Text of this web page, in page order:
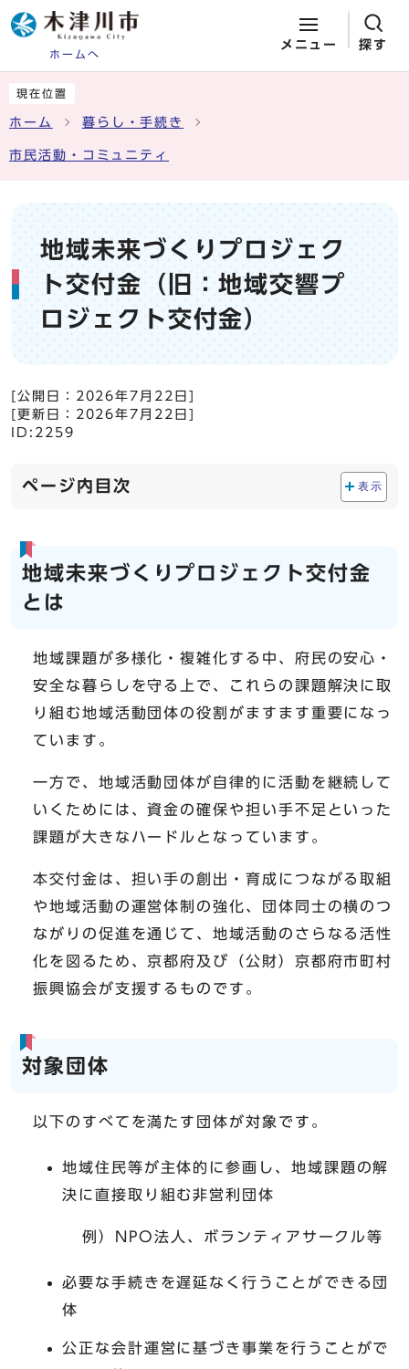
ホームへ
メニュー 探す
現在位置
ホーム 暮らし・手続き
市民活動・コミュニティ
地域未来づくりプロジェク
ト交付金（旧：地域交響プ
ロジェクト交付金）
[公開日： 2026年7月22日
[更新日： 2026年7月22日
ID:2259
ページ内目次 表示
地域未来づくりプロジェクト交付金
とは
地域課題が多様化・複雑化する中、府民の安心・
安全な暮らしを守る上で、これらの課題解決に取
り組む地域活動団体の役割がますます重要になっ
ています。
一方で、地域活動団体が自律的に活動を継続して
いくためには、資金の確保や担い手不足といった
課題が大きなハードルとなっています。
本交付金は、担い手の創出・育成につながる取組
や地域活動の運営体制の強化、団体同士の横のつ
ながりの促進を通じて、地域活動のさらなる活性
化を図るため、京都府及び（公財）京都府市町村
振興協会が支援するものです。
対象団体
以下のすべてを満たす団体が対象です。
地域住民等が主体的に参画し、地域課題の解
決に直接取り組む非営利団体
例）NPO法人、ボランティアサークル等
必要な手続きを遅延なく行うことができる団
体
公正な会計運営に基づき事業を行うことがで